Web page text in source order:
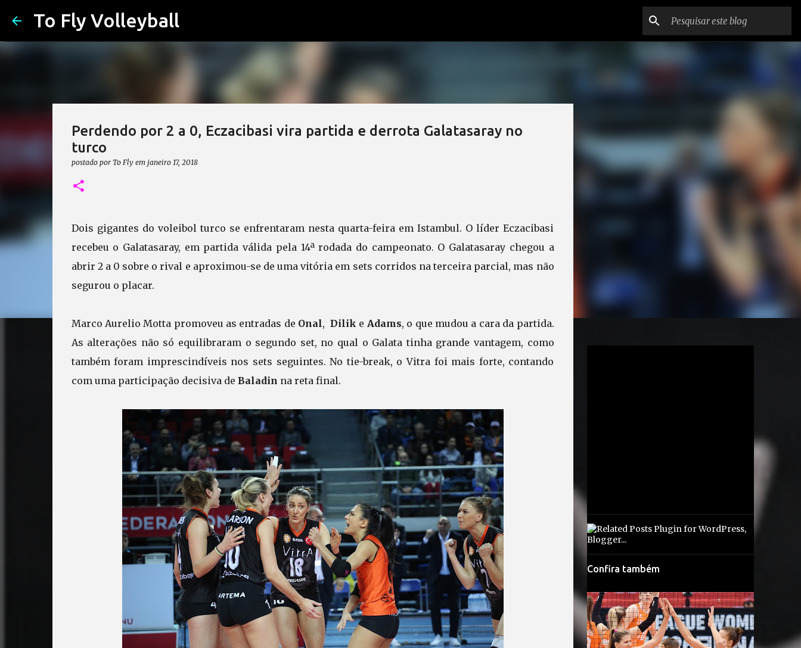
To Fly Volleyball
Perdendo por 2 a 0, Eczacibasi vira partida e derrota Galatasaray no
turco
postado por To Fly em janeiro 17, 2018
Dois gigantes do voleibol turco se enfrentaram nesta quarta-feira em Istambul. O líder Eczacibasi
recebeu o Galatasaray, em partida válida pela 14ª rodada do campeonato. O Galatasaray chegou a
abrir 2 a 0 sobre o rival e aproximou-se de uma vitória em sets corridos na terceira parcial, mas não
segurou o placar.
Marco Aurelio Motta promoveu as entradas de Onal, Dilik e Adams, o que mudou a cara da partida.
As alterações não só equilibraram o segundo set, no qual o Galata tinha grande vantagem, como
também foram imprescindíveis nos sets seguintes. No tie-break, o Vitra foi mais forte, contando
com uma participação decisiva de Baladin na reta final.
Confira também